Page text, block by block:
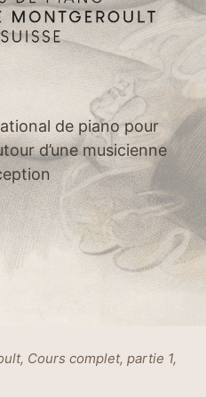
de piano pour
d’une musicienne
Cours complet, partie 1,